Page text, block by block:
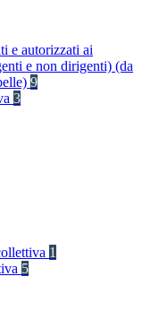
e autorizzati ai
e non dirigenti) (da
9
3
1
5